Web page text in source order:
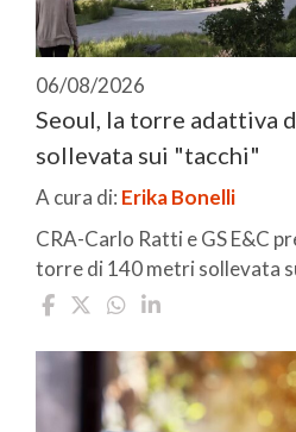
06/08/2026
Seoul, la torre adattiva
sollevata sui "tacchi"
A cura di: Erika Bonelli
CRA-Carlo Ratti e GS E&C
torre di 140 metri sollevata